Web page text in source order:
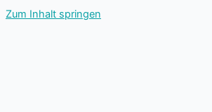
Zum Inhalt springen